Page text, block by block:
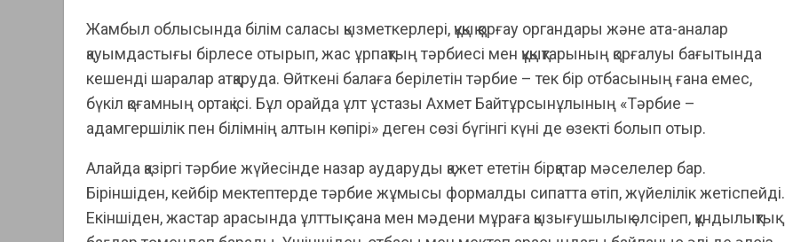
Жамбыл облысында білім саласы қызметкерлері, құқық қорғау органдары және ата-аналар
қауымдастығы бірлесе отырып, жас ұрпақтың тәрбиесі мен құқықтарының қорғалуы бағытында
кешенді шаралар атқаруда. Өйткені балаға берілетін тәрбие – тек бір отбасының ғана емес,
бүкіл қоғамның ортақ ісі. Бұл орайда ұлт ұстазы Ахмет Байтұрсынұлының «Тәрбие –
адамгершілік пен білімнің алтын көпірі» деген сөзі бүгінгі күні де өзекті болып отыр.
Алайда қазіргі тәрбие жүйесінде назар аударуды қажет ететін бірқатар мәселелер бар.
Біріншіден, кейбір мектептерде тәрбие жұмысы формалды сипатта өтіп, жүйелілік жетіспейді.
Екіншіден, жастар арасында ұлттық сана мен мәдени мұраға қызығушылық әлсіреп, құндылықтық